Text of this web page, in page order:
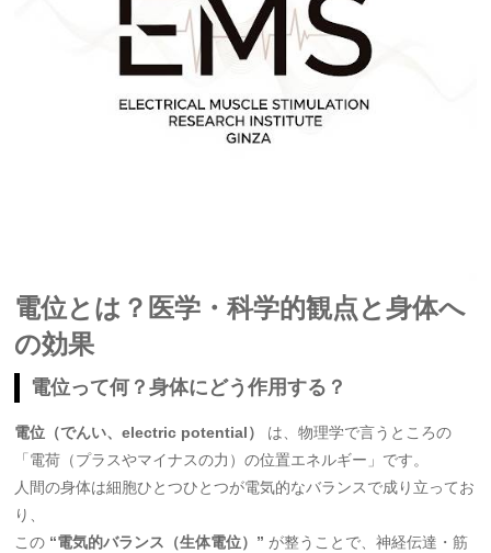
電位とは？医学・科学的観点と身体へ
の効果
電位って何？身体にどう作用する？
電位（でんい、electric potential）
は、物理学で言うところの
「電荷（プラスやマイナスの力）の位置エネルギー」です。
人間の身体は細胞ひとつひとつが電気的なバランスで成り立ってお
り、
この “電気的バランス（生体電位）” が整うことで、神経伝達・筋